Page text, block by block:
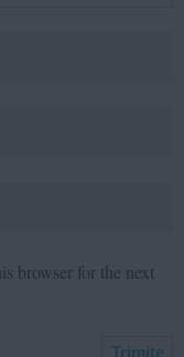
browser for the next